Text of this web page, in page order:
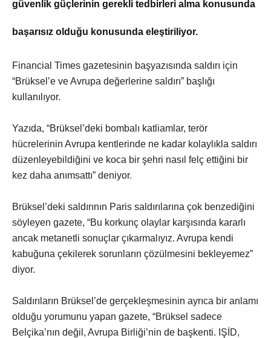
güvenlik güçlerinin gerekli tedbirleri alma konusunda
başarısız olduğu konusunda eleştiriliyor.
Financial Times gazetesinin başyazısında saldırı için
“Brüksel’e ve Avrupa değerlerine saldırı” başlığı
kullanılıyor.
Yazıda, “Brüksel’deki bombalı katliamlar, terör
hücrelerinin Avrupa kentlerinde ne kadar kolaylıkla saldırı
düzenleyebildiğini ve koca bir şehri nasıl felç ettiğini bir
kez daha anımsattı” deniyor.
Brüksel’deki saldırının Paris saldırılarına çok benzediğini
söyleyen gazete, “Bu korkunç olaylar karşısında kararlı
ancak metanetli sonuçlar çıkarmalıyız. Avrupa kendi
kabuğuna çekilerek sorunların çözülmesini bekleyemez”
diyor.
Saldırıların Brüksel’de gerçekleşmesinin ayrıca bir anlamı
olduğu yorumunu yapan gazete, “Brüksel sadece
Belçika’nın değil, Avrupa Birliği’nin de başkenti. IŞİD,